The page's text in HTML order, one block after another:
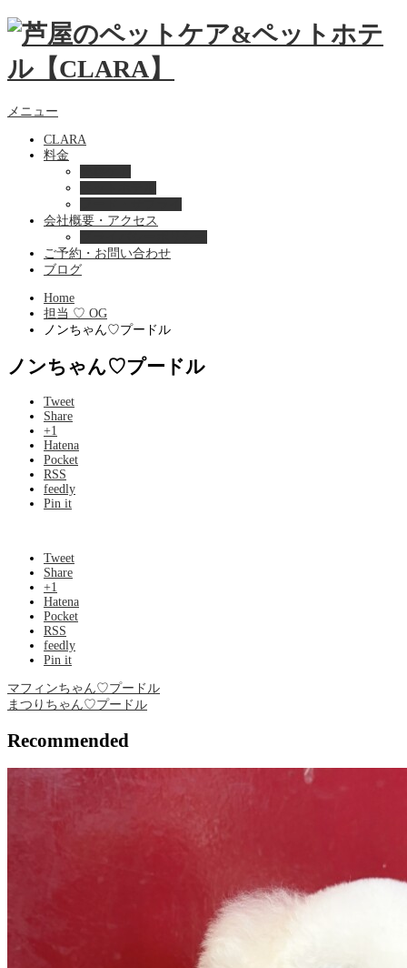
メニュー
CLARA
料金
会社概要・アクセス
ご予約・お問い合わせ
ブログ
Home
担当 ♡ OG
ノンちゃん♡プードル
ノンちゃん♡プードル
Tweet
Share
+1
Hatena
Pocket
RSS
feedly
Pin it
Tweet
Share
+1
Hatena
Pocket
RSS
feedly
Pin it
マフィンちゃん♡プードル
まつりちゃん♡プードル
Recommended